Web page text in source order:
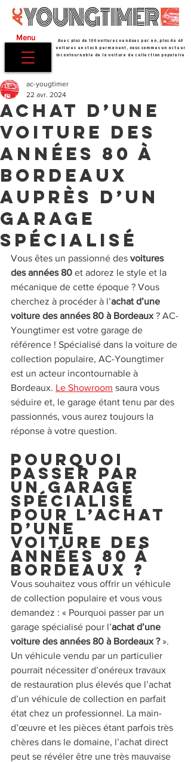
Menu
Avec plus de 100 voitures vendues par an, plus de 60
voitures en stock permanent, nous sommes un acteur
incontournable de la voiture de collection populaire
Achat d’une
voiture des
années 80 à
Bordeaux
auprès d’un
garage
spécialisé
ac-yougtimer
22 avr. 2024
Vous êtes un passionné des voitures
des années 80 et adorez le style et la
mécanique de cette époque ? Vous
cherchez à procéder à l’achat d’une
voiture des années 80 à Bordeaux ? AC-
Youngtimer est votre garage de
référence ! Spécialisé dans la voiture de
collection populaire, AC-Youngtimer
est un acteur incontournable à
Bordeaux. Le Showroom saura vous
séduire et, le garage étant tenu par des
passionnés, vous aurez toujours la
réponse à votre question.
Pourquoi
passer par
un garage
spécialisé
pour l’achat
d’une
voiture des
années 80 à
Bordeaux ?
Vous souhaitez vous offrir un véhicule
de collection populaire et vous vous
demandez : « Pourquoi passer par un
garage spécialisé pour l’achat d’une
voiture des années 80 à Bordeaux ? ».
Un véhicule vendu par un particulier
pourrait nécessiter d’onéreux travaux
de restauration plus élevés que l’achat
d’un véhicule de collection en parfait
état chez un professionnel. La main-
d’œuvre et les pièces étant parfois très
chères dans le domaine, l’achat direct
peut se révéler être une très mauvaise